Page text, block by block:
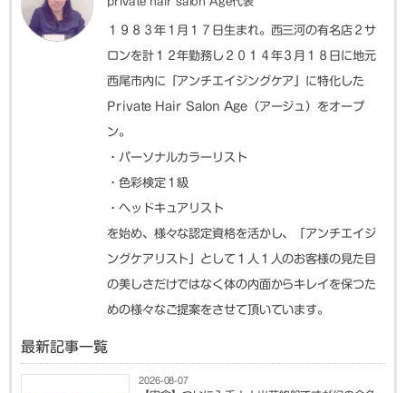
１９８３年１月１７日生まれ。西三河の有名店２サ
ロンを計１２年勤務し２０１４年３月１８日に地元
西尾市内に「アンチエイジングケア」に特化した
Private Hair Salon Age（アージュ）をオープ
ン。
・パーソナルカラーリスト
・色彩検定１級
・ヘッドキュアリスト
を始め、様々な認定資格を活かし、「アンチエイジ
ングケアリスト」として１人１人のお客様の見た目
の美しさだけではなく体の内面からキレイを保つた
めの様々なご提案をさせて頂いています。
最新記事一覧
2026-08-07